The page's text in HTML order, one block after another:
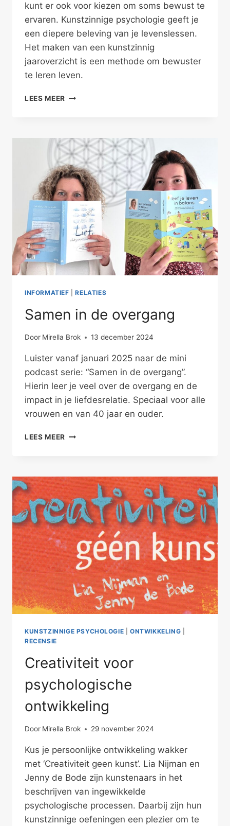
kunt er ook voor kiezen om soms bewust te
ervaren. Kunstzinnige psychologie geeft je
een diepere beleving van je levenslessen.
Het maken van een kunstzinnig
jaaroverzicht is een methode om bewuster
te leren leven.
LEES MEER EEN
INFORMATIEF |RELATIES
Samen in de overgang
Door Mirella Brok 13 december 2024
Luister vanaf januari 2025 naar de mini
podcast serie: “Samen in de overgang”.
Hierin leer je veel over de overgang en de
impact in je liefdesrelatie. Speciaal voor alle
vrouwen en van 40 jaar en ouder.
LEES MEER SAMEN
KUNSTZINNIGE PSYCHOLOGIE |ONTWIKKELING
RECENSIE
Creativiteit voor
psychologische
ontwikkeling
Door Mirella Brok 29 november 2024
Kus je persoonlijke ontwikkeling wakker
met ‘Creativiteit geen kunst’. Lia Nijman en
Jenny de Bode zijn kunstenaars in het
beschrijven van ingewikkelde
psychologische processen. Daarbij zijn hun
kunstzinnige oefeningen een plezier om te